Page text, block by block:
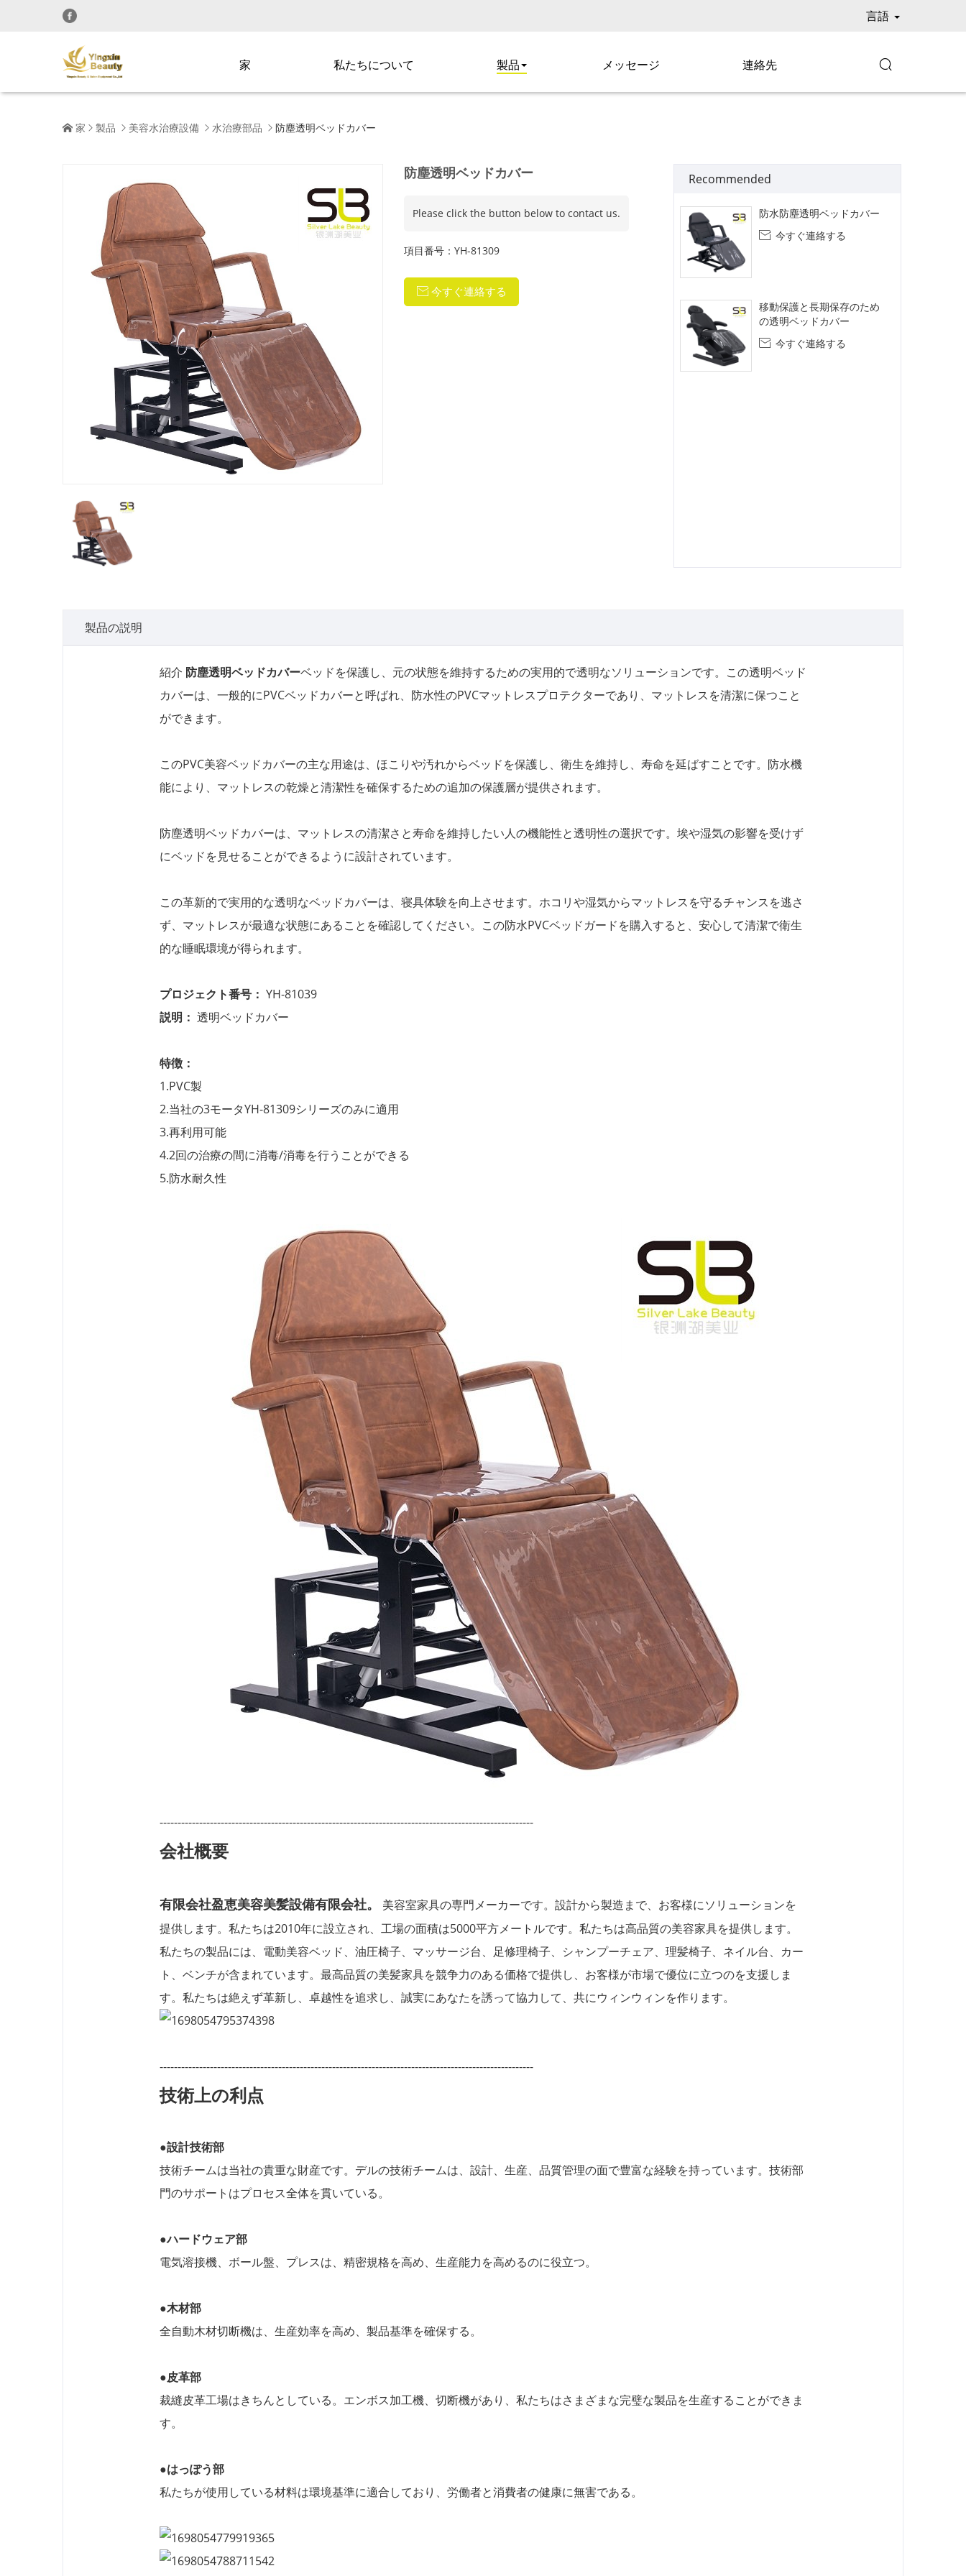
言語
家 私たちについて 製品 メッセージ 連絡先 
 家  製品  美容水治療設備  水治療部品  防塵透明ベッドカバー
Recommended
防水防塵透明ベッドカバー
 今すぐ連絡する
移動保護と長期保存のため
の透明ベッドカバー
 今すぐ連絡する
防塵透明ベッドカバー
Please click the button below to contact us.
項目番号：YH-81309
今すぐ連絡する
製品の説明
紹介 防塵透明ベッドカバーベッドを保護し、元の状態を維持するための実用的で透明なソリューションです。この透明ベッド
カバーは、一般的にPVCベッドカバーと呼ばれ、防水性のPVCマットレスプロテクターであり、マットレスを清潔に保つこと
ができます。
このPVC美容ベッドカバーの主な用途は、ほこりや汚れからベッドを保護し、衛生を維持し、寿命を延ばすことです。防水機
能により、マットレスの乾燥と清潔性を確保するための追加の保護層が提供されます。
防塵透明ベッドカバーは、マットレスの清潔さと寿命を維持したい人の機能性と透明性の選択です。埃や湿気の影響を受けず
にベッドを見せることができるように設計されています。
この革新的で実用的な透明なベッドカバーは、寝具体験を向上させます。ホコリや湿気からマットレスを守るチャンスを逃さ
ず、マットレスが最適な状態にあることを確認してください。この防水PVCベッドガードを購入すると、安心して清潔で衛生
的な睡眠環境が得られます。
プロジェクト番号： YH-81039
説明： 透明ベッドカバー
特徴：
1.PVC製
2.当社の3モータYH-81309シリーズのみに適用
3.再利用可能
4.2回の治療の間に消毒/消毒を行うことができる
5.防水耐久性
--------------------------------------------------------------------------------------------------------
会社概要
有限会社盈恵美容美髪設備有限会社。
美容室家具の専門メーカーです。設計から製造まで、お客様にソリューションを
提供します。私たちは2010年に設立され、工場の面積は5000平方メートルです。私たちは高品質の美容家具を提供します。
私たちの製品には、電動美容ベッド、油圧椅子、マッサージ台、足修理椅子、シャンプーチェア、理髪椅子、ネイル台、カー
ト、ベンチが含まれています。最高品質の美髪家具を競争力のある価格で提供し、お客様が市場で優位に立つのを支援しま
す。私たちは絶えず革新し、卓越性を追求し、誠実にあなたを誘って協力して、共にウィンウィンを作ります。
--------------------------------------------------------------------------------------------------------
技術上の利点
●設計技術部
技術チームは当社の貴重な財産です。デルの技術チームは、設計、生産、品質管理の面で豊富な経験を持っています。技術部
門のサポートはプロセス全体を貫いている。
●ハードウェア部
電気溶接機、ボール盤、プレスは、精密規格を高め、生産能力を高めるのに役立つ。
●木材部
全自動木材切断機は、生産効率を高め、製品基準を確保する。
●皮革部
裁縫皮革工場はきちんとしている。エンボス加工機、切断機があり、私たちはさまざまな完璧な製品を生産することができま
す。
●はっぽう部
私たちが使用している材料は環境基準に適合しており、労働者と消費者の健康に無害である。